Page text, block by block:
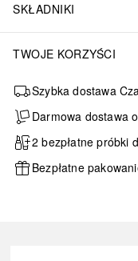
SKŁADNIKI
TWOJE KORZYŚCI
Szybka dostawa
Darmowa dostawa
2 bezpłatne próbki
Bezpłatne